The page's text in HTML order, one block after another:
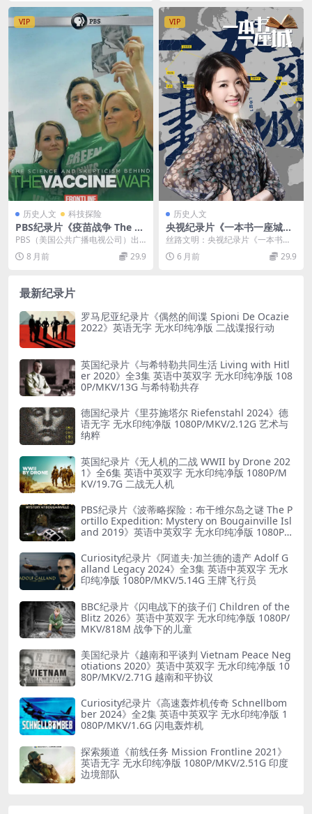
庭杀戮案
尔诺贝利
VIP
历史人文 科技探险
PBS纪录片《疫苗战争 The Va
ccine War 2017》英语英字 7
20P/MP4/0.93GB 疫苗战争
PBS（美国公共广播电视公司）出
品的纪录片《疫苗战争》（The Vac
cine ...
8 月前 29.9
VIP
历史人文
央视纪录片《一本书一座城》
第二季全8集 国语中字 1080
丝路文明：央视纪录片《一本书一
座城》第二季 央视纪录片《一本书
一座城》第二季全8...
6 月前 29.9
最新纪录片
罗马尼亚纪录片《偶然的间谍 Spioni De Ocazie
2022》英语无字 无水印纯净版 二战谍报行动
英国纪录片《与希特勒共同生活 Living with Hitl
er 2020》全3集 英语中英双字 无水印纯净版 108
0P/MKV/13G 与希特勒共存
德国纪录片《里芬施塔尔 Riefenstahl 2024》德
语无字 无水印纯净版 1080P/MKV/2.12G 艺术与
纳粹
英国纪录片《无人机的二战 WWII by Drone 202
1》全6集 英语中英双字 无水印纯净版 1080P/M
KV/19.7G 二战无人机
PBS纪录片《波蒂略探险：布干维尔岛之谜 The P
ortillo Expedition: Mystery on Bougainville Isl
and 2019》英语中英双字 无水印纯净版 1080P/
Curiosity纪录片《阿道夫·加兰德的遗产 Adolf G
alland Legacy 2024》全3集 英语中英双字 无水
印纯净版 1080P/MKV/5.14G 王牌飞行员
BBC纪录片《闪电战下的孩子们 Children of the
Blitz 2026》英语中英双字 无水印纯净版 1080P/
MKV/818M 战争下的儿童
美国纪录片《越南和平谈判 Vietnam Peace Neg
otiations 2020》英语中英双字 无水印纯净版 10
80P/MKV/2.71G 越南和平协议
Curiosity纪录片《高速轰炸机传奇 Schnellbom
ber 2024》全2集 英语中英双字 无水印纯净版 1
080P/MKV/1.6G 闪电轰炸机
探索频道《前线任务 Mission Frontline 2021》
英语无字 无水印纯净版 1080P/MKV/2.51G 印度
边境部队